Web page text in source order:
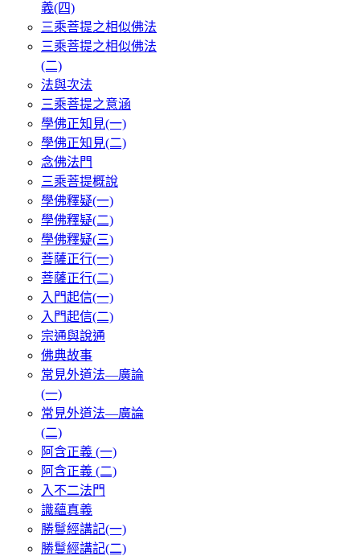
義(四)
三乘菩提之相似佛法
三乘菩提之相似佛法
(二)
法與次法
三乘菩提之意涵
學佛正知見(一)
學佛正知見(二)
念佛法門
三乘菩提概說
學佛釋疑(一)
學佛釋疑(二)
學佛釋疑(三)
菩薩正行(一)
菩薩正行(二)
入門起信(一)
入門起信(二)
宗通與說通
佛典故事
常見外道法—廣論
(一)
常見外道法—廣論
(二)
阿含正義 (一)
阿含正義 (二)
入不二法門
識蘊真義
勝鬘經講記(一)
勝鬘經講記(二)